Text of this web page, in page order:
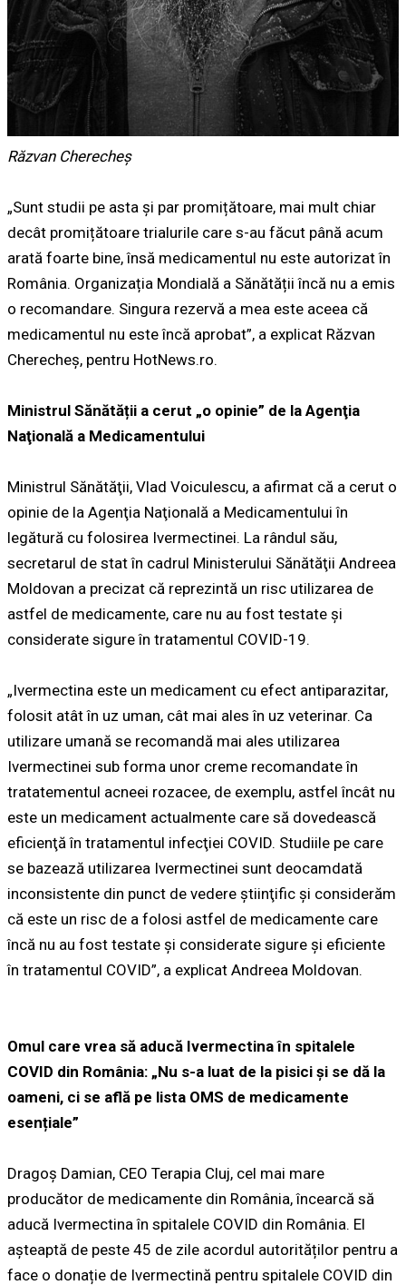
Răzvan Cherecheș
„Sunt studii pe asta și par promițătoare, mai mult chiar
decât promițătoare trialurile care s-au făcut până acum
arată foarte bine, însă medicamentul nu este autorizat în
România. Organizația Mondială a Sănătății încă nu a emis
o recomandare. Singura rezervă a mea este aceea că
medicamentul nu este încă aprobat”, a explicat Răzvan
Cherecheș, pentru HotNews.ro.
Ministrul Sănătății a cerut „o opinie” de la Agenţia
Naţională a Medicamentului
Ministrul Sănătăţii, Vlad Voiculescu, a afirmat că a cerut o
opinie de la Agenţia Naţională a Medicamentului în
legătură cu folosirea Ivermectinei. La rândul său,
secretarul de stat în cadrul Ministerului Sănătăţii Andreea
Moldovan a precizat că reprezintă un risc utilizarea de
astfel de medicamente, care nu au fost testate şi
considerate sigure în tratamentul COVID-19.
„Ivermectina este un medicament cu efect antiparazitar,
folosit atât în uz uman, cât mai ales în uz veterinar. Ca
utilizare umană se recomandă mai ales utilizarea
Ivermectinei sub forma unor creme recomandate în
tratatementul acneei rozacee, de exemplu, astfel încât nu
este un medicament actualmente care să dovedească
eficienţă în tratamentul infecţiei COVID. Studiile pe care
se bazează utilizarea Ivermectinei sunt deocamdată
inconsistente din punct de vedere ştiinţific şi considerăm
că este un risc de a folosi astfel de medicamente care
încă nu au fost testate şi considerate sigure şi eficiente
în tratamentul COVID”, a explicat Andreea Moldovan.
Omul care vrea să aducă Ivermectina în spitalele
COVID din România: „Nu s-a luat de la pisici și se dă la
oameni, ci se află pe lista OMS de medicamente
esențiale”
Dragoș Damian, CEO Terapia Cluj, cel mai mare
producător de medicamente din România, încearcă să
aducă Ivermectina în spitalele COVID din România. El
așteaptă de peste 45 de zile acordul autorităților pentru a
face o donație de Ivermectină pentru spitalele COVID din